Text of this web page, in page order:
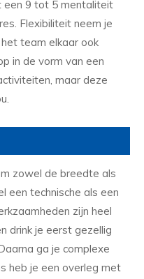
een 9 tot 5 mentaliteit
Flexibiliteit neem je
team elkaar ook
in de vorm van een
maar deze
zowel de breedte als
een technische als een
zijn heel
drink je eerst gezellig
ga je complexe
heb je een overleg met